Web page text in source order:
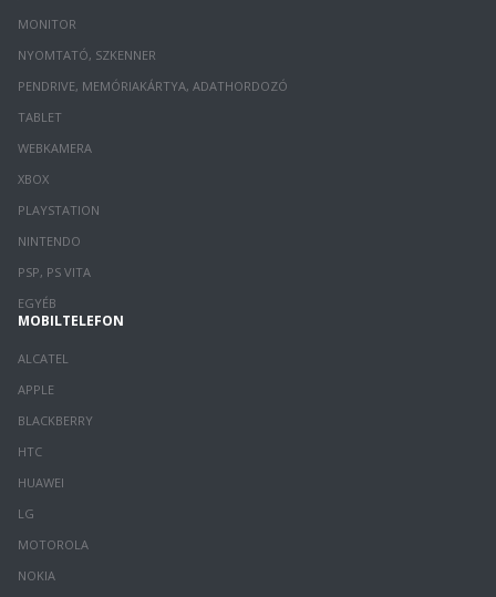
MONITOR
NYOMTATÓ, SZKENNER
PENDRIVE, MEMÓRIAKÁRTYA, ADATHORDOZÓ
TABLET
WEBKAMERA
XBOX
PLAYSTATION
NINTENDO
PSP, PS VITA
EGYÉB
MOBILTELEFON
ALCATEL
APPLE
BLACKBERRY
HTC
HUAWEI
LG
MOTOROLA
NOKIA